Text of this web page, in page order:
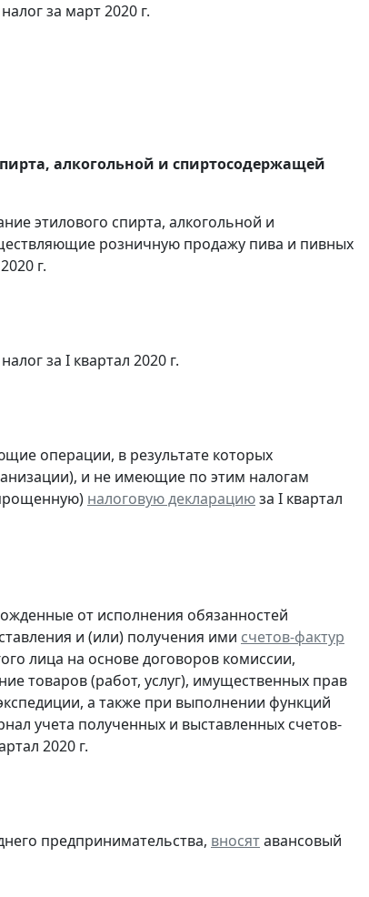
налог за март 2020 г.
алкогольной и спиртосодержащей
этилового спирта, алкогольной и
розничную продажу пива и пивных
г.
налог за I квартал 2020 г.
операции, в результате которых
и не имеющие по этим налогам
налоговую декларациюза I квартал
от исполнения обязанностей
и (или) получения ими счетов-фактур
лица на основе договоров комиссии,
товаров (работ, услуг), имущественных прав
а также при выполнении функций
учета полученных и выставленных счетов-
2020 г.
предпринимательства, вносятавансовый